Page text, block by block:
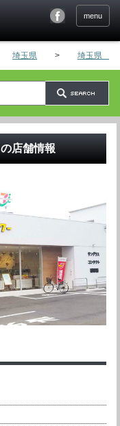
menu
埼玉県 > 埼玉県 そ
の店舗情報